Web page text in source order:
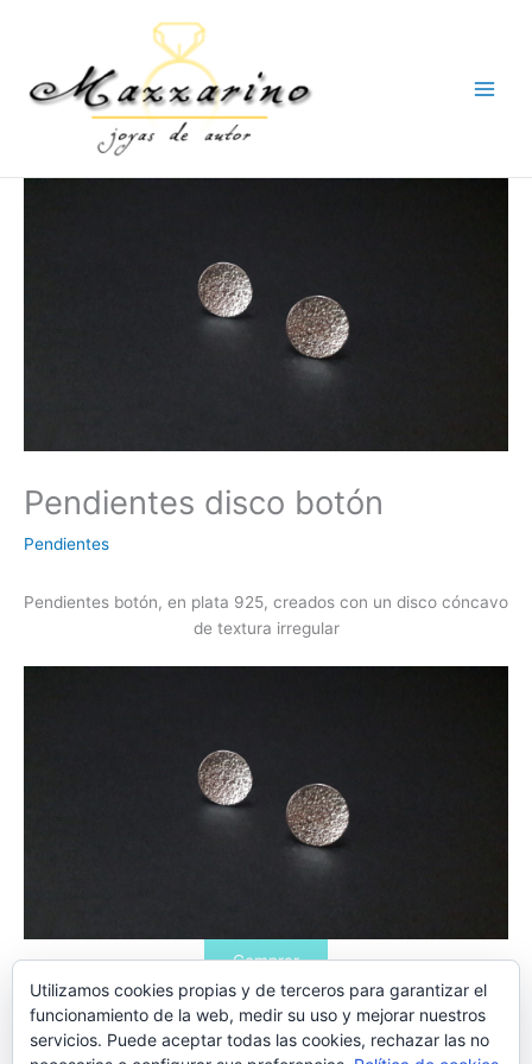
Pendientes disco botón
Pendientes
Pendientes botón, en plata 925, creados con un disco cóncavo
de textura irregular
Comprar
Haz clic en comprar para acceder a la tienda oficial de
Artesanía Región de Murcia
Utilizamos cookies propias y de terceros para garantizar el
funcionamiento de la web, medir su uso y mejorar nuestros
servicios. Puede aceptar todas las cookies, rechazar las no